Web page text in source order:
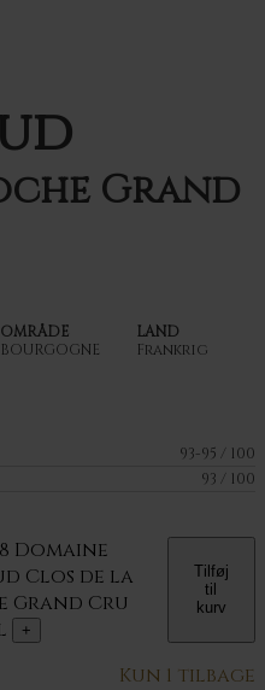
Grand
OMRÅDE
BOURGOGNE
LAND
Frankrig
93-95 / 100
93 / 100
Kun 1 tilbage
Domaine
Clos de la
Grand Cru
Tilføj
til
kurv